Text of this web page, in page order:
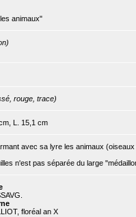
animaux"
rouge, trace)
L. 15,1 cm
avec sa lyre les animaux (oiseaux
n'est pas séparée du large
floréal an X